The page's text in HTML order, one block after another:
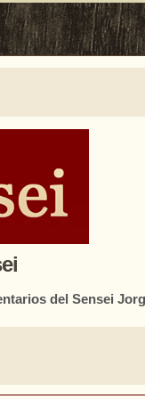
del Sensei